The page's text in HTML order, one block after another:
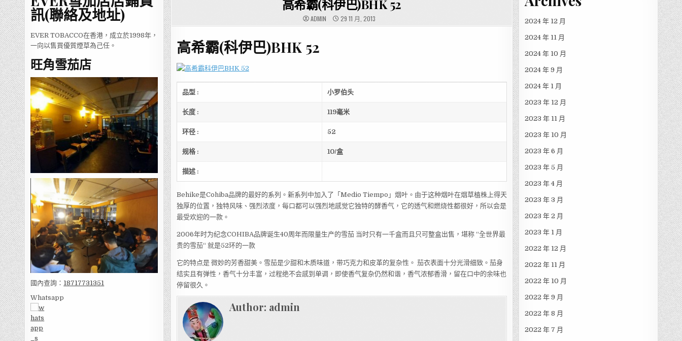
訊(聯絡及地址)
EVER TOBACCO在香港，成立於1998年，
一向以售買優質煙草為己任。
旺角雪茄店
國內查詢： 18717731351
Whatsapp
高希霸(科伊巴)BHK 52
ADMIN 29 11 月, 2013
高希霸(科伊巴)BHK 52
品型: 小罗伯头
长度: 119毫米
环径: 52
规格: 10/盒
描述:
Behike是Cohiba品牌的最好的系列。新系列中加入了「Medio Tiempo」烟叶。由于这种烟叶在烟草植株上得天
独厚的位置，独特风味、强烈浓度，每口都可以强烈地感觉它独特的酵香气，它的透气和燃烧性都很好，所以会是
最受欢迎的一款。
2006年时为纪念COHIBA品牌诞生40周年而限量生产的雪茄 当时只有一千盒而且只可整盒出售，堪称 “全世界最
贵的雪茄“ 就是52环的一款
它的特点是 微妙的芳香甜美。雪茄是少甜和木质味道，带巧克力和皮革的复杂性。 茄衣表面十分光滑细致。茄身
结实且有弹性，香气十分丰富，过程绝不会感到单调，即使香气复杂仍然和谐，香气浓郁香滑，留在口中的余味也
停留很久。
Author: admin
2024 年 12 月
2024 年 11 月
2024 年 10 月
2024 年 9 月
2024 年 1 月
2023 年 12 月
2023 年 11 月
2023 年 10 月
2023 年 6 月
2023 年 5 月
2023 年 4 月
2023 年 3 月
2023 年 2 月
2023 年 1 月
2022 年 12 月
2022 年 11 月
2022 年 10 月
2022 年 9 月
2022 年 8 月
2022 年 7 月